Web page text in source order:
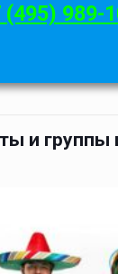
(495) 989-
и группы